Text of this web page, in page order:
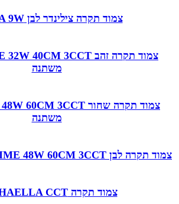
צמוד תקרה צילינדר לבן EMMA 9W
משתנה
משתנה
צמוד תקרה לבן TIME 48W 60CM 3CCT- גוון אור משתנה
צמוד תקרה MICHAELLA CCT